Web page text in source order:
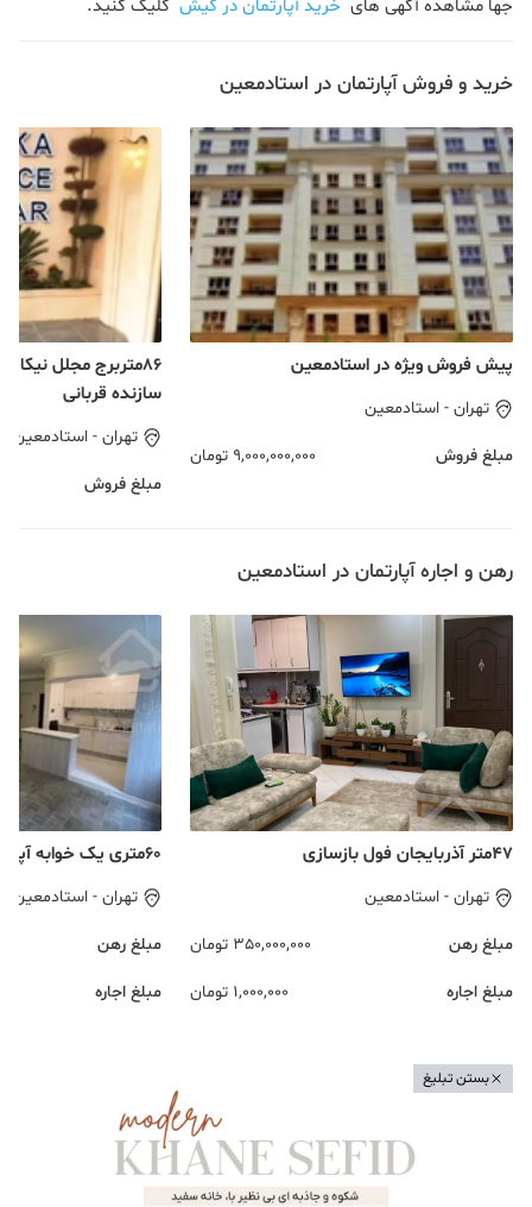
جها مشاهده آگهی های خرید آپارتمان در کیش کلیک کنید.
خرید و فروش آپارتمان در استادمعین
پیش فروش ویژه در استادمعین
تهران - استادمعین
مبلغ فروش 9,000,000,000 تومان
86متربرج مجلل
سازنده قربانی
تهران - استادمعین
مبلغ فروش
رهن و اجاره آپارتمان در استادمعین
۴۷متر آذربایجان فول بازسازی
تهران - استادمعین
مبلغ رهن 350,000,000 تومان
مبلغ اجاره 1,000,000 تومان
۶۰متری یک خوابه آپارتمان اجاره
تهران - استادمعین
مبلغ رهن
مبلغ اجاره
بستن تبلیغ